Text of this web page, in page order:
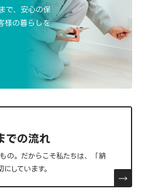
で、安心の保
様の暮らしを
での流れ
の。 だからこそ私たちは、「納
しています。